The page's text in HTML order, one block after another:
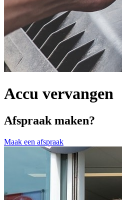
Accu vervangen
Afspraak maken?
Maak een afspraak